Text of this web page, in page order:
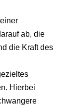
ab, die
die Kraft des
Hierbei